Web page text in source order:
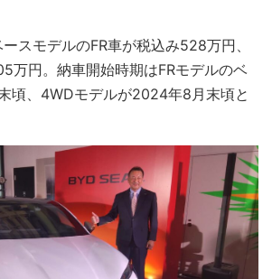
スモデルのFR車が税込み528万円、
万円。納車開始時期はFRモデルのベ
頃、4WDモデルが2024年8月末頃と